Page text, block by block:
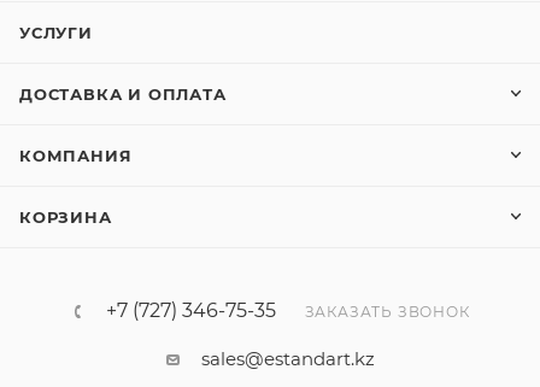
2km (SFP1121-1FX2)
УСЛУГИ
ДОСТАВКА И ОПЛАТА
КОМПАНИЯ
КОРЗИНА
+7 (727) 346-75-35 ЗАКАЗАТЬ ЗВОНОК
sales@estandart.kz